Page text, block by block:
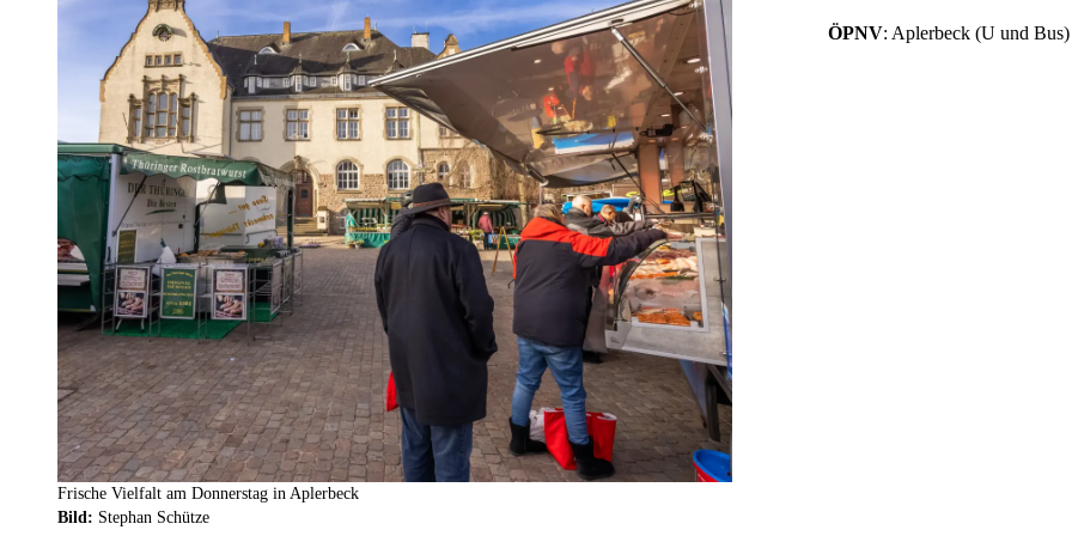
Frische Vielfalt am Donnerstag in Aplerbeck
Bild: Stephan Schütze
ÖPNV: Aplerbeck (U und Bus)